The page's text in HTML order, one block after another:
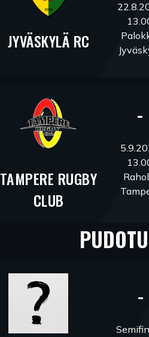
JYVÄSKYLÄ RC
TAMPERE RUGBY
CLUB
-
-